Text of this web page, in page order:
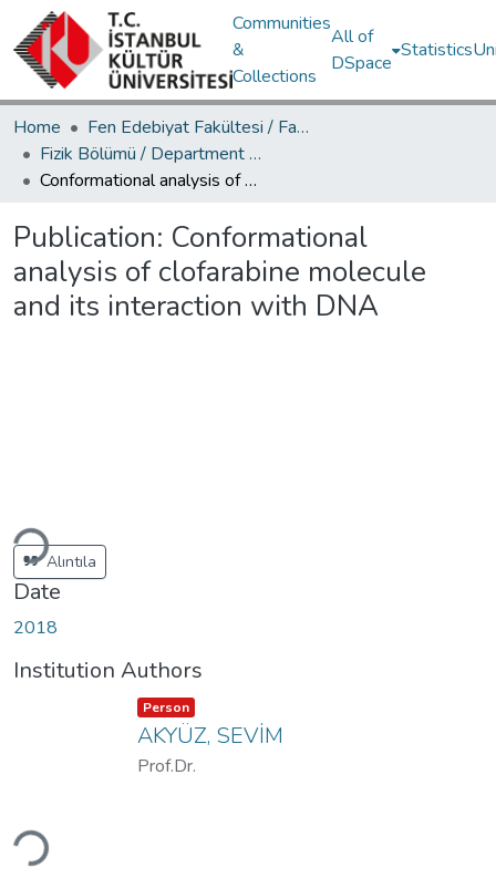
Communities
&
Collections
All of
DSpace
Statistics
Home
Fen Edebiyat Fakültesi / Faculty of Letters and Sciences
Fizik Bölümü / Department of Physics
Conformational analysis of clofarabine molecule and its interaction with DNA
Publication: Conformational
analysis of clofarabine molecule
and its interaction with DNA
Alıntıla
Date
2018
Institution Authors
Item type:
Person ,
AKYÜZ, SEVİM
Prof.Dr.